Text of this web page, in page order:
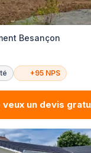
Besançon
+95 NPS
veux un devis